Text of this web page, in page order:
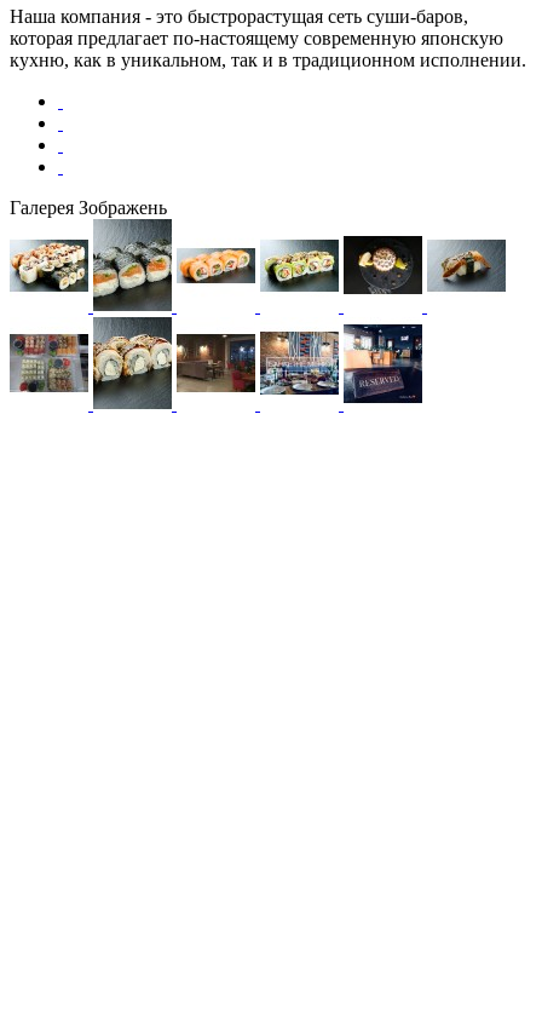
Наша компания - это быстрорастущая сеть суши-баров,
которая предлагает по-настоящему современную японскую
кухню, как в уникальном, так и в традиционном исполнении.
Галерея Зображень